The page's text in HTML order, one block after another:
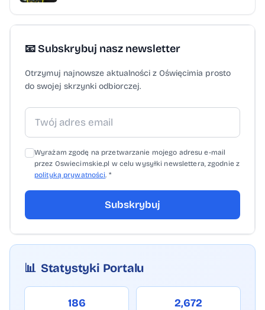
Kocmyrzów Baranówka - Radziszowianka
Radziszów (niedziela, godz. 15) LKS Niwa
Nowa Wieś - Legion Bydlin 3:0 (walkower)
Beskidzka (sobota, godz. 11) Skawa
(sobota, godz. 14) LKS Żarki - LKS Bobrek
(sobota, godz. 14.30) LKS Gorzów - BCS
Zawoja (sobota, godz. 15) Huragan Inwałd -
LKS Jawiszowice (sobota, godz. 17) Jałowiec
Stryszawa - Naroże Juszczyn (sobota, godz.
17) LKS Rajsko - Nadwiślanin Gromiec
(sobota, godz. 18) Olimpia Chocznia -
Nadwiślanka Brzeźnica (niedziela, godz. 17)
📧 Subskrybuj nasz newsletter
Otrzymuj najnowsze aktualności z Oświęcimia prosto
do swojej skrzynki odbiorczej.
Wyrażam zgodę na przetwarzanie mojego adresu e-mail
przez Oswiecimskie.pl w celu wysyłki newslettera, zgodnie z
polityką prywatności. *
Subskrybuj
📊 Statystyki Portalu
186 2,672